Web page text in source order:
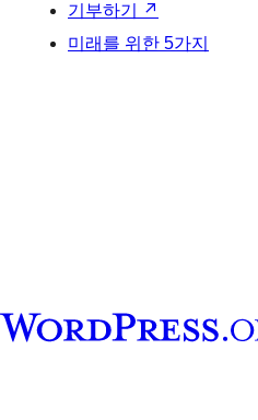
기부하기
↗
미래를 위한 5가지